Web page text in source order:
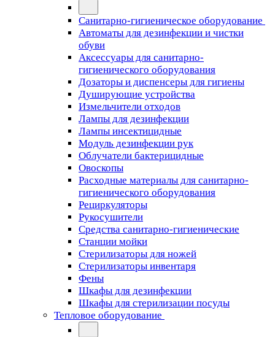
Санитарно-гигиеническое оборудование
Автоматы для дезинфекции и чистки
обуви
Аксессуары для санитарно-
гигиенического оборудования
Дозаторы и диспенсеры для гигиены
Душирующие устройства
Измельчители отходов
Лампы для дезинфекции
Лампы инсектицидные
Модуль дезинфекции рук
Облучатели бактерицидные
Овоскопы
Расходные материалы для санитарно-
гигиенического оборудования
Рециркуляторы
Рукосушители
Средства санитарно-гигиенические
Станции мойки
Стерилизаторы для ножей
Стерилизаторы инвентаря
Фены
Шкафы для дезинфекции
Шкафы для стерилизации посуды
Тепловое оборудование